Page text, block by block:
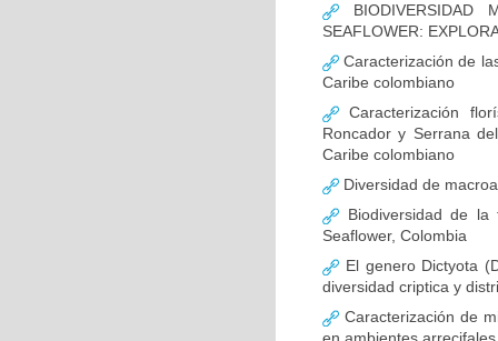
BIODIVERSIDAD
SEAFLOWER:
Caracterización de
Caribe colombiano
Caracterización
Roncador y Serrana
Caribe colombiano
Diversidad de
Biodiversidad de
Seaflower, Colombia
El genero Dictyota
diversidad criptica y
Caracterización de